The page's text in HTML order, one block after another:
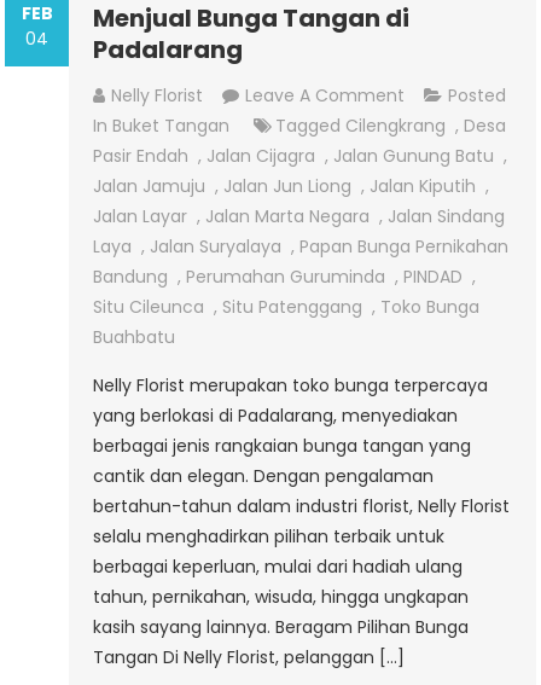
FEB
04
Menjual Bunga Tangan di
Padalarang
Nelly Florist Leave A Comment On
Menjual
Bunga
Tangan
Di
Padalarang
Posted
In Buket Tangan Tagged Cilengkrang , Desa
Pasir Endah , Jalan Cijagra , Jalan Gunung Batu ,
Jalan Jamuju , Jalan Jun Liong , Jalan Kiputih ,
Jalan Layar , Jalan Marta Negara , Jalan Sindang
Laya , Jalan Suryalaya , Papan Bunga Pernikahan
Bandung , Perumahan Guruminda , PINDAD ,
Situ Cileunca , Situ Patenggang , Toko Bunga
Buahbatu
Nelly Florist merupakan toko bunga terpercaya
yang berlokasi di Padalarang, menyediakan
berbagai jenis rangkaian bunga tangan yang
cantik dan elegan. Dengan pengalaman
bertahun-tahun dalam industri florist, Nelly Florist
selalu menghadirkan pilihan terbaik untuk
berbagai keperluan, mulai dari hadiah ulang
tahun, pernikahan, wisuda, hingga ungkapan
kasih sayang lainnya. Beragam Pilihan Bunga
Tangan Di Nelly Florist, pelanggan […]